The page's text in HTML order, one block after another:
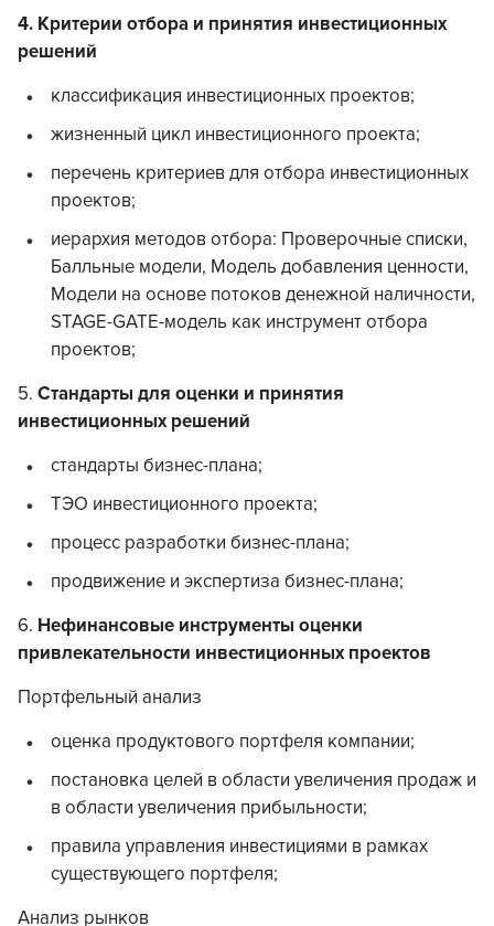
4. Критерии отбора и принятия инвестиционных
решений
классификация инвестиционных проектов;
жизненный цикл инвестиционного проекта;
перечень критериев для отбора инвестиционных
проектов;
иерархия методов отбора: Проверочные списки,
Балльные модели, Модель добавления ценности,
Модели на основе потоков денежной наличности,
STAGE-GATE-модель как инструмент отбора
проектов;
5. Стандарты для оценки и принятия
инвестиционных решений
cтандарты бизнес-плана;
ТЭО инвестиционного проекта;
процесс разработки бизнес-плана;
продвижение и экспертиза бизнес-плана;
6. Нефинансовые инструменты оценки
привлекательности инвестиционных проектов
Портфельный анализ
оценка продуктового портфеля компании;
постановка целей в области увеличения продаж и
в области увеличения прибыльности;
правила управления инвестициями в рамках
существующего портфеля;
Анализ рынков